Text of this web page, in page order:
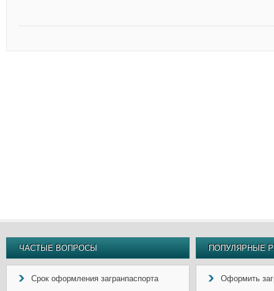
ЧАСТЫЕ ВОПРОСЫ
Срок оформления загранпаспорта
ПОПУЛЯРНЫЕ
Оформить